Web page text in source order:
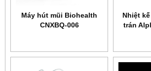
Máy hút mũi Biohealth
CNXBQ-006
Nhiệt
trán